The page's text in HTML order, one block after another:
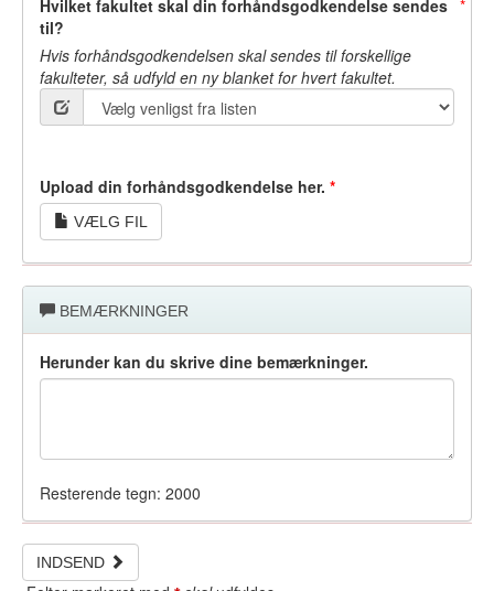
Hvilket fakultet skal din forhåndsgodkendelse sendes
til?
Hvis forhåndsgodkendelsen skal sendes til forskellige
fakulteter, så udfyld en ny blanket for hvert fakultet.
Upload din forhåndsgodkendelse her.
VÆLG FIL
BEMÆRKNINGER
Herunder kan du skrive dine bemærkninger.
Resterende tegn: 2000
INDSEND